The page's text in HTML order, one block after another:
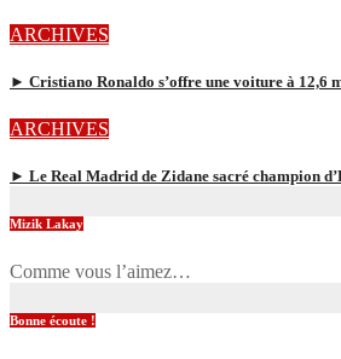
ARCHIVES
► Cristiano Ronaldo s’offre une voiture à 12,6
ARCHIVES
► Le Real Madrid de Zidane sacré champion
Mizik Lakay
Comme vous l’aimez…
Bonne écoute !